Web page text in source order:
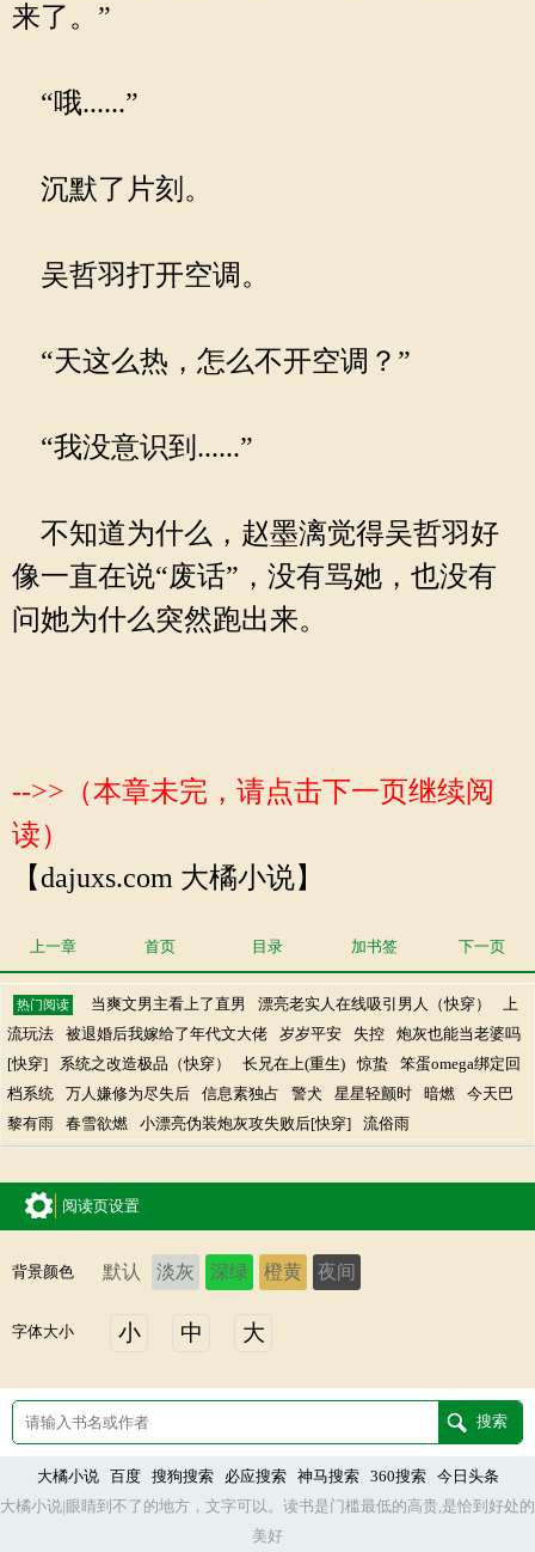
来了。”
“哦......”
沉默了片刻。
吴哲羽打开空调。
“天这么热，怎么不开空调？”
“我没意识到......”
不知道为什么，赵墨漓觉得吴哲羽好
像一直在说“废话”，没有骂她，也没有
问她为什么突然跑出来。
-->>（本章未完，请点击下一页继续阅
读）
【dajuxs.com 大橘小说】
上一章 首页 目录 加书签 下一页
热门阅读 当爽文男主看上了直男 漂亮老实人在线吸引男人（快穿）
上
流玩法
被退婚后我嫁给了年代文大佬 岁岁平安 失控
炮灰也能当老婆吗
[快穿]
系统之改造极品（快穿） 长兄在上(重生) 惊蛰
笨蛋omega绑定回
档系统
万人嫌修为尽失后 信息素独占 警犬 星星轻颤时 暗燃
今天巴
黎有雨
春雪欲燃 小漂亮伪装炮灰攻失败后[快穿] 流俗雨
阅读页设置
背景颜色 默认 淡灰 深绿 橙黄 夜间
字体大小 小 中 大
大橘小说 百度 搜狗搜索 必应搜索 神马搜索 360搜索
今日头条
大橘小说|眼睛到不了的地方，文字可以。读书是门槛最低的高贵,是恰到好处的
美好